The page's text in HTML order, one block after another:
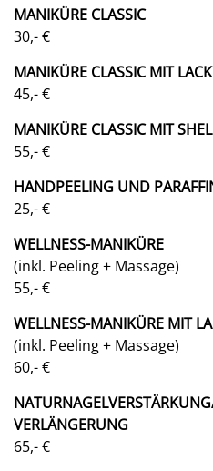
MANIKÜRE CLASSIC
30,- €
MANIKÜRE CLASSICMIT LACK
45,- €
MANIKÜRE CLASSIC MIT
55,- €
HANDPEELING UND
25,- €
WELLNESS-MANIKÜRE
(inkl. Peeling + Massage)
55,- €
WELLNESS-MANIKÜRE MIT
(inkl. Peeling + Massage)
60,- €
VERLÄNGERUNG
65,- €